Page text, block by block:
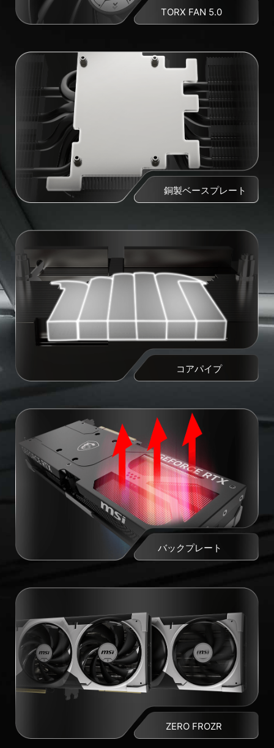
TORX FAN 5.0
銅製ベースプレート
コアパイプ
バックプレート
ZERO FROZR